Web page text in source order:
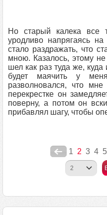
Но старый калека все
уродливо напрягаясь
стало раздражать, что
мною. Казалось, этому
шел как раз туда же,
будет маячить у
разволновался, что
перекрестке он
поверну, а потом он
прибавлял шагу, чтобы
1 2 3 4 5